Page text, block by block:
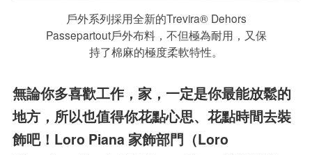
戶外系列採用全新的Trevira® Dehors
Passepartout戶外布料，不但極為耐用，又保
持了棉麻的極度柔軟特性。
無論你多喜歡工作，家，一定是你最能放鬆的
地方，所以也值得你花點心思、花點時間去裝
飾吧！Loro Piana 家飾部門（Loro